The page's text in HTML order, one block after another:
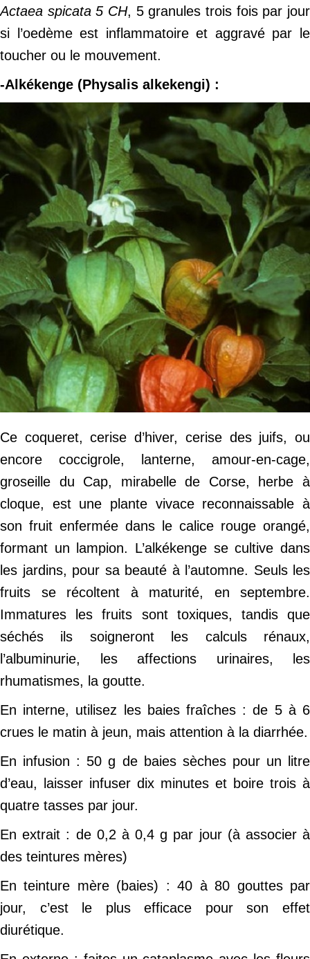
Actaea spicata 5 CH, 5 granules trois fois par jour
si l’oedème est inflammatoire et aggravé par le
toucher ou le mouvement.
-Alkékenge (Physalis alkekengi) :
Ce coqueret, cerise d’hiver, cerise des juifs, ou
encore coccigrole, lanterne, amour-en-cage,
groseille du Cap, mirabelle de Corse, herbe à
cloque, est une plante vivace reconnaissable à
son fruit enfermée dans le calice rouge orangé,
formant un lampion. L’alkékenge se cultive dans
les jardins, pour sa beauté à l’automne. Seuls les
fruits se récoltent à maturité, en septembre.
Immatures les fruits sont toxiques, tandis que
séchés ils soigneront les calculs rénaux,
l’albuminurie, les affections urinaires, les
rhumatismes, la goutte.
En interne, utilisez les baies fraîches : de 5 à 6
crues le matin à jeun, mais attention à la diarrhée.
En infusion : 50 g de baies sèches pour un litre
d’eau, laisser infuser dix minutes et boire trois à
quatre tasses par jour.
En extrait : de 0,2 à 0,4 g par jour (à associer à
des teintures mères)
En teinture mère (baies) : 40 à 80 gouttes par
jour, c’est le plus efficace pour son effet
diurétique.